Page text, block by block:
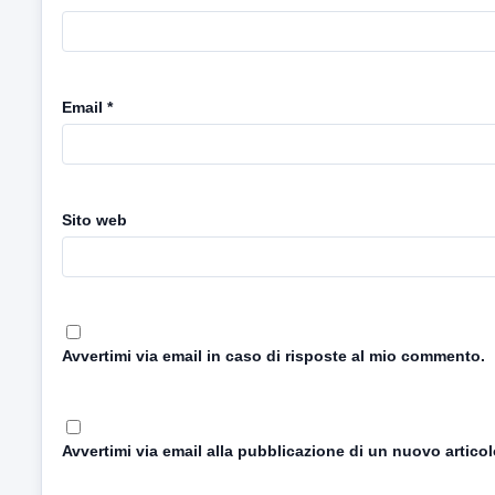
Email *
Sito web
Avvertimi via email in caso di risposte al mio commento.
Avvertimi via email alla pubblicazione di un nuovo